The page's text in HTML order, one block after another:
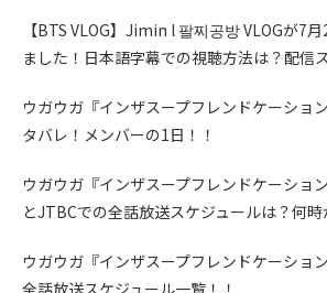
【BTS VLOG】Jimin l 팔찌공방 VLOGが7
ました！日本語字幕での視聴方法は？配信
ウガウガ『インザスープフレンドケーショ
タバレ！メンバーの1日！！
ウガウガ『インザスープフレンドケーショ
とJTBCでの全話放送スケジュールは？何時
ウガウガ『インザスープフレンドケーショ